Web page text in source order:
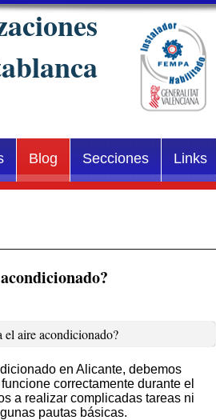
Blog Secciones Links
en Alicante, debemos
correctamente durante el
a realizar complicadas tareas ni
pautas básicas.